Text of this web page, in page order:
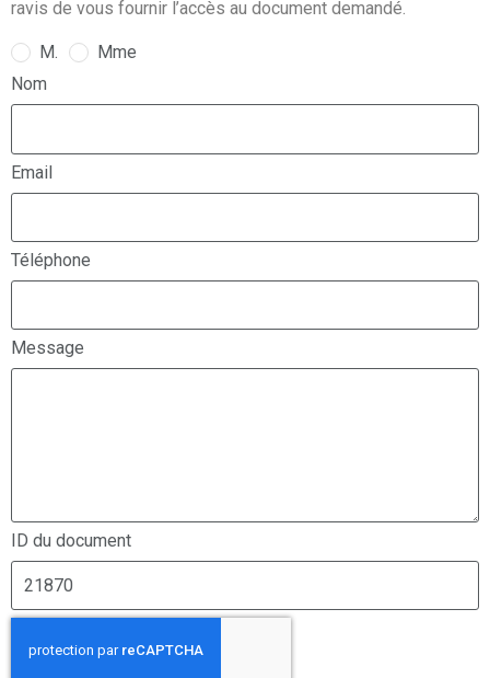
ravis de vous fournir l’accès au document demandé.
M.
Mme
Nom
Email
Téléphone
Message
ID du document